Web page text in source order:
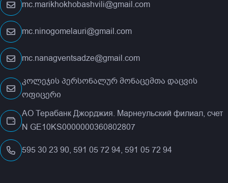
mc.marikhokhobashvili@gmail.com
mc.ninogomelauri@gmail.com
mc.nanagventsadze@gmail.com
კოლეჯის პერსონალურ მონაცემთა დაცვის
ოფიცერი
АО Терабанк Джорджия. Марнеульский филиал, счет
N GE10KS0000000360802807
595 30 23 90, 591 05 72 94, 591 05 72 94